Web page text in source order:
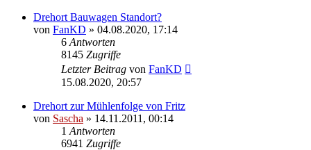
Drehort Bauwagen Standort?
von FanKD » 04.08.2020, 17:14
6 Antworten
8145 Zugriffe
Letzter Beitrag von FanKD
15.08.2020, 20:57
Drehort zur Mühlenfolge von Fritz
von Sascha » 14.11.2011, 00:14
1 Antworten
6941 Zugriffe